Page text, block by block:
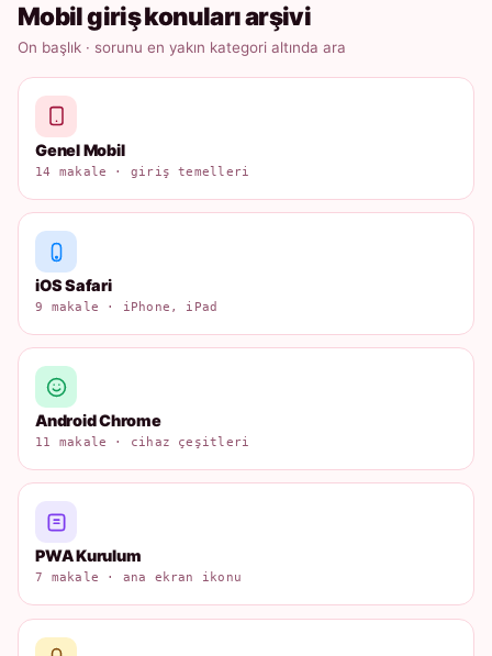
Mobil giriş konuları arşivi
On başlık · sorunu en yakın kategori altında ara
Genel Mobil
14 makale · giriş temelleri
iOS Safari
9 makale · iPhone, iPad
Android Chrome
11 makale · cihaz çeşitleri
PWA Kurulum
7 makale · ana ekran ikonu